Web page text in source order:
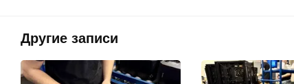
Другие записи